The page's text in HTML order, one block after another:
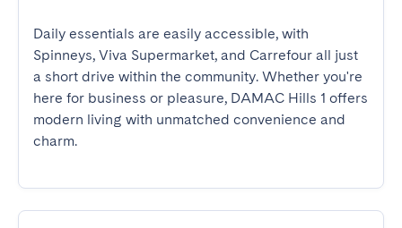
Daily essentials are easily accessible, with
Spinneys, Viva Supermarket, and Carrefour all just
a short drive within the community. Whether you're
here for business or pleasure, DAMAC Hills 1 offers
modern living with unmatched convenience and
charm.